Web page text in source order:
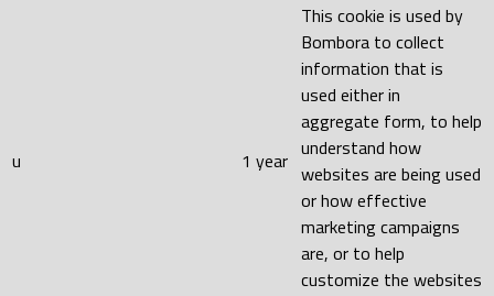
u 1 year
This cookie is used by
Bombora to collect
information that is
used either in
aggregate form, to help
understand how
websites are being used
or how effective
marketing campaigns
are, or to help
customize the websites